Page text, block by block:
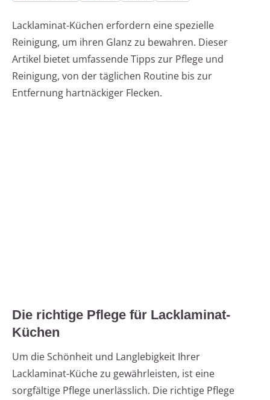
Lacklaminat-Küchen erfordern eine spezielle
Reinigung, um ihren Glanz zu bewahren. Dieser
Artikel bietet umfassende Tipps zur Pflege und
Reinigung, von der täglichen Routine bis zur
Entfernung hartnäckiger Flecken.
Die richtige Pflege für Lacklaminat-
Küchen
Um die Schönheit und Langlebigkeit Ihrer
Lacklaminat-Küche zu gewährleisten, ist eine
sorgfältige Pflege unerlässlich. Die richtige Pflege